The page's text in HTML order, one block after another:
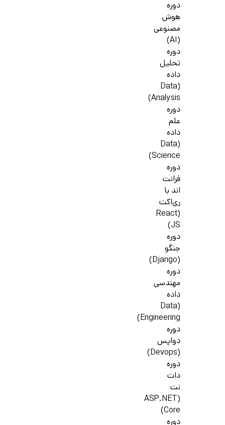
دوره
هوش
مصنوعی
(AI)
دوره
تحلیل
داده
(Data
Analysis)
دوره
علم
داده
(Data
Science)
دوره
فرانت
اند با
ری‌اکت
(React
JS)
دوره
جنگو
(Django)
دوره
مهندسی
داده
(Data
Engineering)
دوره
دواپس
(Devops)
دوره
دات
نت
(ASP.NET
Core)